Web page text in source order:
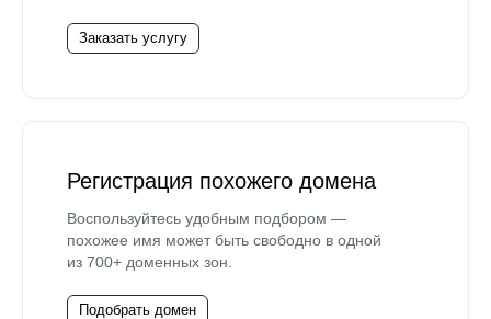
Заказать услугу
Регистрация похожего домена
Воспользуйтесь удобным подбором —
похожее имя может быть свободно в одной
из 700+ доменных зон.
Подобрать домен